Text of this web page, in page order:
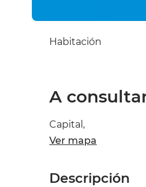
Habitación
A
Capital,
Ver mapa
Descripción